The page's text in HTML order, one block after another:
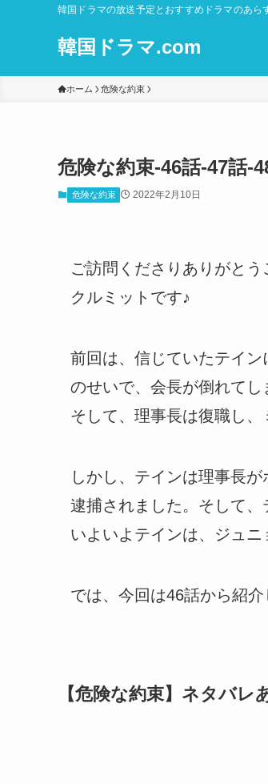
韓国ドラマの放送予定とおすすめドラマのあら
韓国ドラマ.com
ホーム 危険な約束
危険な約束-46話-47話-
危険な約束 2022年2月10日
ご訪問くださりありがとう
クルミットです♪
前回は、信じていたテイ
のせいで、会長が倒れてし
そして、理事長は復職し、
しかし、テインは理事長
逮捕されました。そして、
いよいよテインは、ジュ
では、今回は46話から紹
【危険な約束】ネタバレ